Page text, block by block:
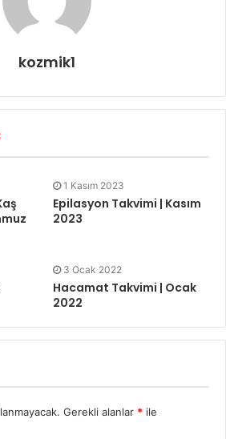
kozmik1
1 Kasım 2023
Epilasyon Takvimi | Kasım
2023
3 Ocak 2022
Hacamat Takvimi | Ocak
2022
Gerekli alanlar * ile